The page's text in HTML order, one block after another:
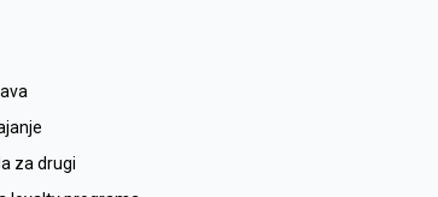
za drugi